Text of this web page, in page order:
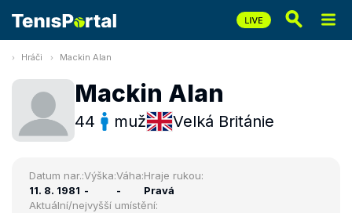
Hráči Mackin Alan
Mackin Alan
44 muž Velká Británie
Datum nar.:
11. 8. 1981
Výška:
-
Váha:
-
Hraje rukou:
Pravá
Aktuální/nejvyšší umístění: